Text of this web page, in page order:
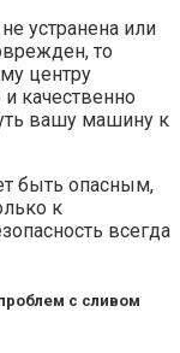
устранена или
то
центру
качественно
вашу машину к
быть опасным,
к
всегда
с сливом